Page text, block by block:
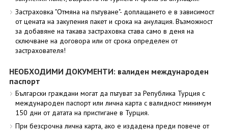
Застраховка "Отмяна на пътуване"- доплащането е в зависимост
от цената на закупения пакет и срока на анулация. Възможност
за добавяне на такава застраховка става само в деня на
сключване на договора или от срока определен от
застрахователя!
НЕОБХОДИМИ ДОКУМЕНТИ: валиден международен
паспорт
Български граждани могат да пътуват за Република Турция с
международен паспорт или лична карта с валидност минимум
150 дни от датата на пристигане в Турция.
При безсрочна лична карта, ако е издадена преди повече от